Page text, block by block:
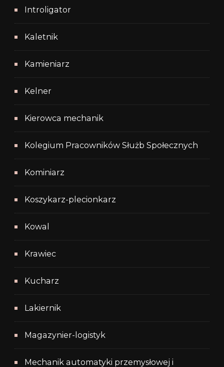
Introligator
Kaletnik
Kamieniarz
Kelner
Kierowca mechanik
Kolegium Pracowników Służb Społecznych
Kominiarz
Koszykarz-plecionkarz
Kowal
Krawiec
Kucharz
Lakiernik
Magazynier-logistyk
Mechanik automatyki przemysłowej i